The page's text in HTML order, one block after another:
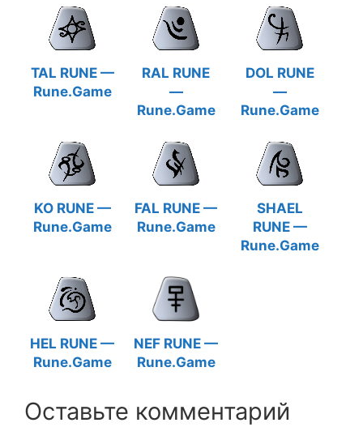
TAL RUNE —
Rune.Game
RAL RUNE
—
Rune.Game
DOL RUNE
—
Rune.Game
KO RUNE —
Rune.Game
FAL RUNE —
Rune.Game
SHAEL
RUNE —
Rune.Game
HEL RUNE —
Rune.Game
NEF RUNE —
Rune.Game
Оставьте комментарий